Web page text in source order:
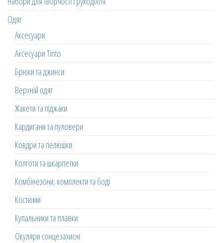
Одяг
Аксесуари
Аксесуари Tinto
Брюки та джинси
Верхній одяг
Жакети та піджаки
Кардигани та пуловери
Ковдри та пелюшки
Колготи та шкарпетки
Комбінезони, комплекти та боді
Костюми
Купальники та плавки
Окуляри сонцезахисні